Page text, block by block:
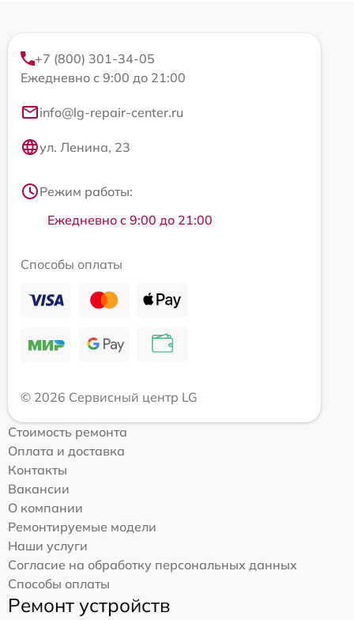
+7 (800) 301-34-05
Ежедневно с 9:00 до 21:00
info@lg-repair-center.ru
ул. Ленина, 23
Режим работы:
Ежедневно с 9:00 до 21:00
Способы оплаты
© 2026 Сервисный центр LG
Стоимость ремонта
Оплата и доставка
Контакты
Вакансии
О компании
Ремонтируемые модели
Наши услуги
Согласие на обработку персональных данных
Способы оплаты
Ремонт устройств